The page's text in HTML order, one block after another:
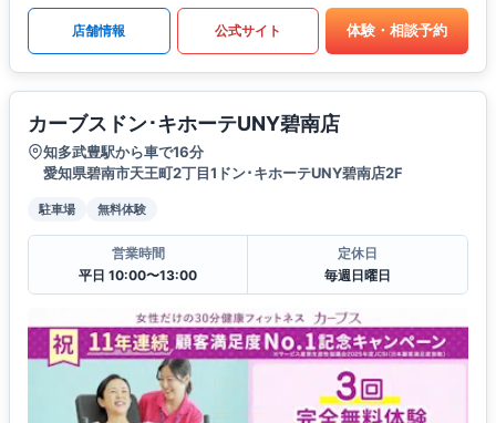
店舗情報 公式サイト 体験・相談予約
カーブスドン･キホーテUNY碧南店
知多武豊駅から車で16分
愛知県碧南市天王町2丁目1ドン･キホーテUNY碧南店2F
駐車場 無料体験
営業時間
平日 10:00〜13:00
定休日
毎週日曜日